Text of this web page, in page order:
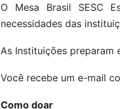
O Mesa Brasil SESC
necessidades das
As Instituições preparam
Você recebe um e-mail
Como doar